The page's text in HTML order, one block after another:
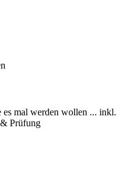
mal werden wollen ... inkl.
Prüfung